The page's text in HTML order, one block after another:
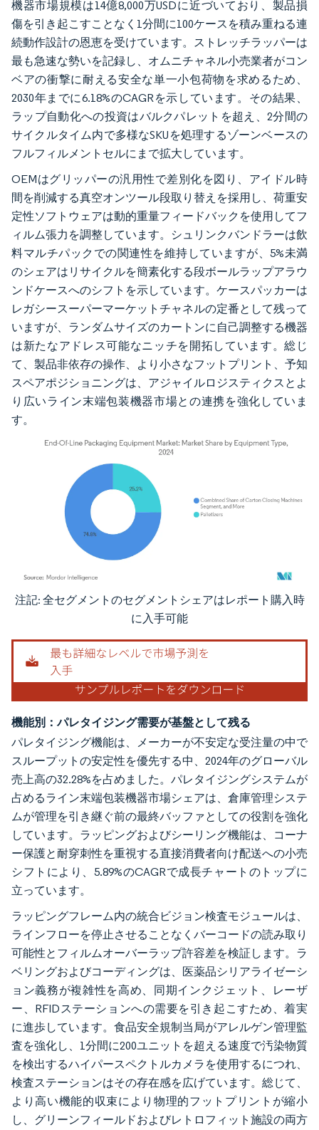
機器市場規模は14億8,000万USDに近づいており、製品損
傷を引き起こすことなく1分間に100ケースを積み重ねる連
続動作設計の恩恵を受けています。ストレッチラッパーは
最も急速な勢いを記録し、オムニチャネル小売業者がコン
ベアの衝撃に耐える安全な単一小包荷物を求めるため、
2030年までに6.18%のCAGRを示しています。その結果、
ラップ自動化への投資はバルクパレットを超え、2分間の
サイクルタイム内で多様なSKUを処理するゾーンベースの
フルフィルメントセルにまで拡大しています。
OEMはグリッパーの汎用性で差別化を図り、アイドル時
間を削減する真空オンツール段取り替えを採用し、荷重安
定性ソフトウェアは動的重量フィードバックを使用してフ
ィルム張力を調整しています。シュリンクバンドラーは飲
料マルチパックでの関連性を維持していますが、5%未満
のシェアはリサイクルを簡素化する段ボールラップアラウ
ンドケースへのシフトを示しています。ケースパッカーは
レガシースーパーマーケットチャネルの定番として残って
いますが、ランダムサイズのカートンに自己調整する機器
は新たなアドレス可能なニッチを開拓しています。総じ
て、製品非依存の操作、より小さなフットプリント、予知
スペアポジショニングは、アジャイルロジスティクスとよ
り広いライン末端包装機器市場との連携を強化していま
す。
画像 © Mordor Intelligence。再利用にはCC BY 4.0の表示が必要です。
注記: 全セグメントのセグメントシェアはレポート購入時
に入手可能
機能別：パレタイジング需要が基盤として残る
パレタイジング機能は、メーカーが不安定な受注量の中で
スループットの安定性を優先する中、2024年のグローバル
売上高の32.28%を占めました。パレタイジングシステムが
占めるライン末端包装機器市場シェアは、倉庫管理システ
ムが管理を引き継ぐ前の最終バッファとしての役割を強化
しています。ラッピングおよびシーリング機能は、コーナ
ー保護と耐穿刺性を重視する直接消費者向け配送への小売
シフトにより、5.89%のCAGRで成長チャートのトップに
立っています。
ラッピングフレーム内の統合ビジョン検査モジュールは、
ラインフローを停止させることなくバーコードの読み取り
可能性とフィルムオーバーラップ許容差を検証します。ラ
ベリングおよびコーディングは、医薬品シリアライゼーシ
ョン義務が複雑性を高め、同期インクジェット、レーザ
ー、RFIDステーションへの需要を引き起こすため、着実
に進歩しています。食品安全規制当局がアレルゲン管理監
査を強化し、1分間に200ユニットを超える速度で汚染物質
を検出するハイパースペクトルカメラを使用するにつれ、
検査ステーションはその存在感を広げています。総じて、
より高い機能的収束により物理的フットプリントが縮小
し、グリーンフィールドおよびレトロフィット施設の両方